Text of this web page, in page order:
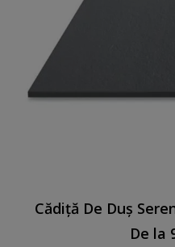
Cădiță De Duș
De la